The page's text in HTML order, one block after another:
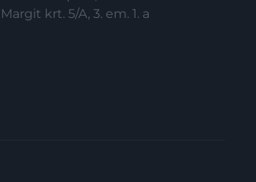
Margit krt. 5/A, 3. em. 1. a